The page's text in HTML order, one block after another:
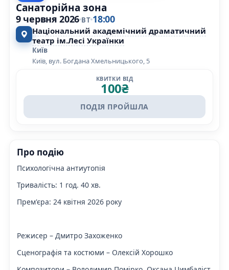
Санаторійна зона
9 червня 2026 ВТ 18:00
Національний академічний драматичний
театр ім.Лесі Українки
Київ
Київ, вул. Богдана Хмельницького, 5
КВИТКИ ВІД
100₴
ПОДІЯ ПРОЙШЛА
Про подію
Психологічна антиутопія
Тривалість: 1 год. 40 хв.
Прем'єра: 24 квітня 2026 року
Режисер – Дмитро Захоженко
Сценографія та костюми – Олексій Хорошко